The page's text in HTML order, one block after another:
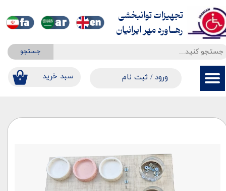
جستجو
۰ ​​سبد خرید ورود / ثبت نام
حساب کاربری من
سفارشات
خروج از حساب کاربری
تجهیزات توانبخشی
​​​​​​​رهــاورد مهر ایرانیان